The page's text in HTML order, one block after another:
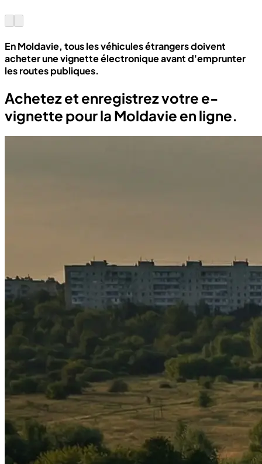
En Moldavie, tous les véhicules étrangers doivent
acheter une vignette électronique avant d'emprunter
les routes publiques.
Achetez et enregistrez votre e-
vignette pour la Moldavie en ligne.